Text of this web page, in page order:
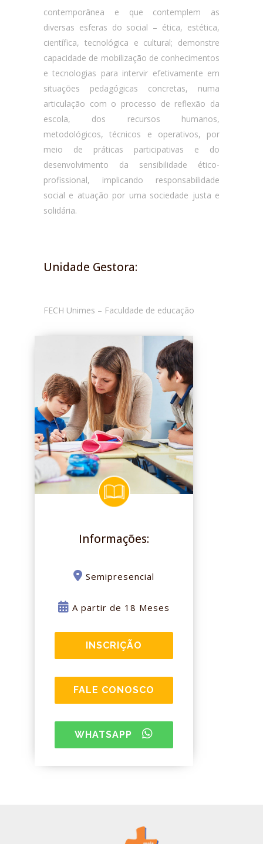
contemporânea e que contemplem as
diversas esferas do social – ética, estética,
científica, tecnológica e cultural; demonstre
capacidade de mobilização de conhecimentos
e tecnologias para intervir efetivamente em
situações pedagógicas concretas, numa
articulação com o processo de reflexão da
escola, dos recursos humanos,
metodológicos, técnicos e operativos, por
meio de práticas participativas e do
desenvolvimento da sensibilidade ético-
profissional, implicando responsabilidade
social e atuação por uma sociedade justa e
solidária.
Unidade Gestora:
FECH Unimes – Faculdade de educação
Informações:
Semipresencial
A partir de 18 Meses
INSCRIÇÃO
FALE CONOSCO
WHATSAPP